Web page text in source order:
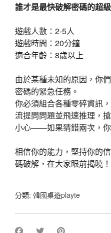
誰才是最快破解密碼的超
遊戲人數：2-5人
遊戲時間：20分鐘
適合年齡：8歲以上
由於某種未知的原因，你
密碼的緊急任務。
你必須組合各種零碎資訊
流提問問題並飛速推理，
小心——如果猜錯兩次，你
相信你的能力，堅持你的
碼破解，在大家眼前揭曉！
分類: 韓國桌遊playte